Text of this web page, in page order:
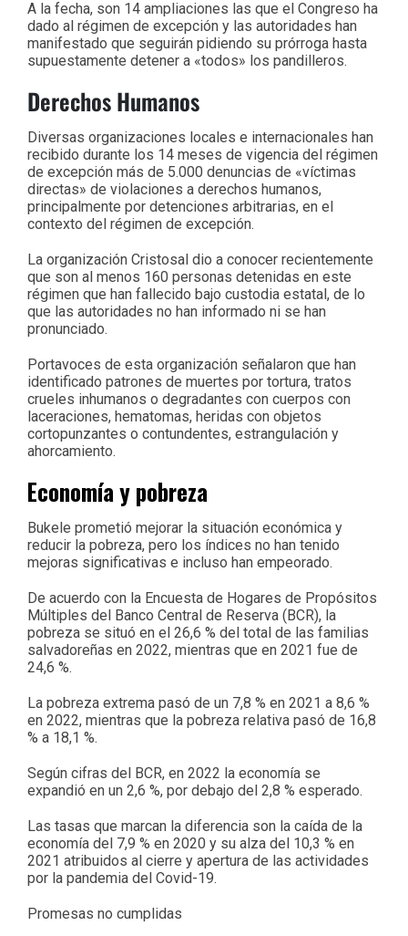
A la fecha, son 14 ampliaciones las que el Congreso ha
dado al régimen de excepción y las autoridades han
manifestado que seguirán pidiendo su prórroga hasta
supuestamente detener a «todos» los pandilleros.
Derechos Humanos
Diversas organizaciones locales e internacionales han
recibido durante los 14 meses de vigencia del régimen
de excepción más de 5.000 denuncias de «víctimas
directas» de violaciones a derechos humanos,
principalmente por detenciones arbitrarias, en el
contexto del régimen de excepción.
La organización Cristosal dio a conocer recientemente
que son al menos 160 personas detenidas en este
régimen que han fallecido bajo custodia estatal, de lo
que las autoridades no han informado ni se han
pronunciado.
Portavoces de esta organización señalaron que han
identificado patrones de muertes por tortura, tratos
crueles inhumanos o degradantes con cuerpos con
laceraciones, hematomas, heridas con objetos
cortopunzantes o contundentes, estrangulación y
ahorcamiento.
Economía y pobreza
Bukele prometió mejorar la situación económica y
reducir la pobreza, pero los índices no han tenido
mejoras significativas e incluso han empeorado.
De acuerdo con la Encuesta de Hogares de Propósitos
Múltiples del Banco Central de Reserva (BCR), la
pobreza se situó en el 26,6 % del total de las familias
salvadoreñas en 2022, mientras que en 2021 fue de
24,6 %.
La pobreza extrema pasó de un 7,8 % en 2021 a 8,6 %
en 2022, mientras que la pobreza relativa pasó de 16,8
% a 18,1 %.
Según cifras del BCR, en 2022 la economía se
expandió en un 2,6 %, por debajo del 2,8 % esperado.
Las tasas que marcan la diferencia son la caída de la
economía del 7,9 % en 2020 y su alza del 10,3 % en
2021 atribuidos al cierre y apertura de las actividades
por la pandemia del Covid-19.
Promesas no cumplidas